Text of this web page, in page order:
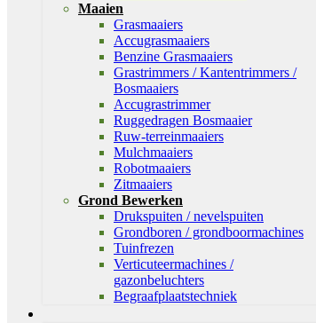
Maaien
Grasmaaiers
Accugrasmaaiers
Benzine Grasmaaiers
Grastrimmers / Kantentrimmers /
Bosmaaiers
Accugrastrimmer
Ruggedragen Bosmaaier
Ruw-terreinmaaiers
Mulchmaaiers
Robotmaaiers
Zitmaaiers
Grond Bewerken
Drukspuiten / nevelspuiten
Grondboren / grondboormachines
Tuinfrezen
Verticuteermachines /
gazonbeluchters
Begraafplaatstechniek